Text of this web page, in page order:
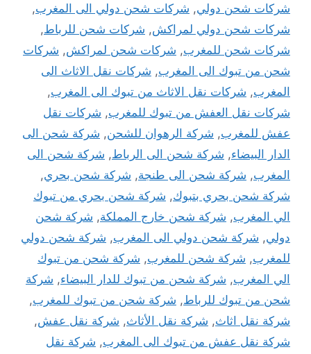
شركات شحن دولي, شركات شحن دولي الى المغرب,
شركات شحن دولي لمراكش, شركات شحن للرباط,
شركات شحن للمغرب, شركات شحن لمراكش, شركات
شحن من تبوك الى المغرب, شركات نقل الاثاث الى
المغرب, شركات نقل الاثاث من تبوك الى المغرب,
شركات نقل العفش من تبوك للمغرب, شركات نقل
عفش للمغرب, شركة الرهوان للشحن, شركة شحن الى
الدار البيضاء, شركة شحن الى الرباط, شركة شحن الى
المغرب, شركة شحن الى طنجة, شركة شحن بحري,
شركة شحن بحري بتبوك, شركة شحن بحري من تبوك
الي المغرب, شركة شحن خارج المملكة, شركة شحن
دولي, شركة شحن دولي الى المغرب, شركة شحن دولي
للمغرب, شركة شحن للمغرب, شركة شحن من تبوك
الي المغرب, شركة شحن من تبوك للدار البيضاء, شركة
شحن من تبوك للرباط, شركة شحن من تبوك للمغرب,
شركة نقل اثاث, شركة نقل الأثاث, شركة نقل عفش,
شركة نقل عفش من تبوك الى المغرب, شركة نقل